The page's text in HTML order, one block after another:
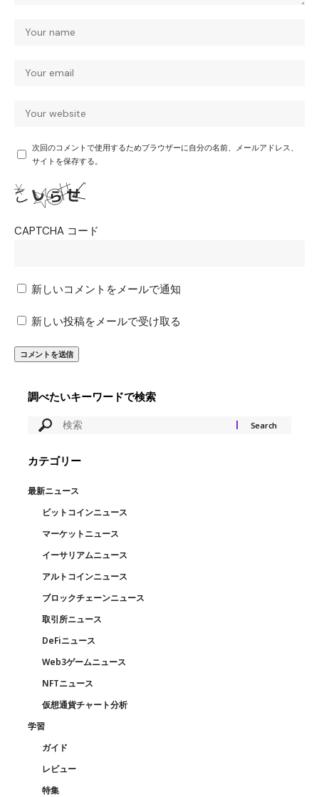
次回のコメントで使用するためブラウザーに自分の名前、メールアドレス、
サイトを保存する。
CAPTCHA コード
新しいコメントをメールで通知
新しい投稿をメールで受け取る
調べたいキーワードで検索
カテゴリー
最新ニュース
ビットコインニュース
マーケットニュース
イーサリアムニュース
アルトコインニュース
ブロックチェーンニュース
取引所ニュース
DeFiニュース
Web3ゲームニュース
NFTニュース
仮想通貨チャート分析
学習
ガイド
レビュー
特集